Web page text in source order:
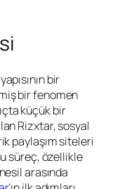
bir
bir fenomen
küçük bir
Rizxtar, sosyal
paylaşım siteleri
süreç, özellikle
arasında